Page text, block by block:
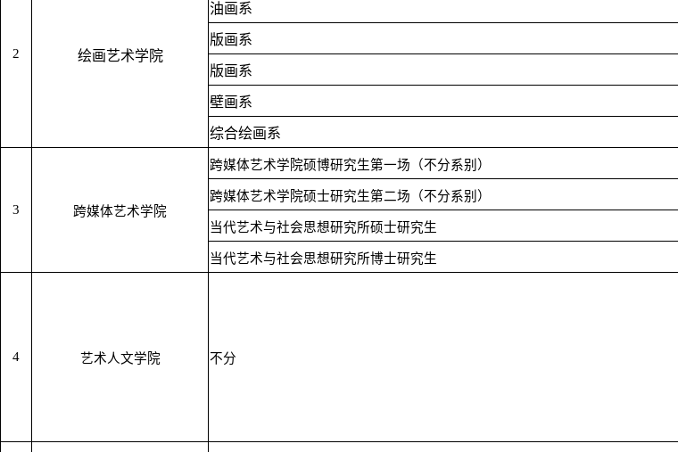
2 绘画艺术学院
油画系
版画系
版画系
壁画系
综合绘画系
3 跨媒体艺术学院
跨媒体艺术学院硕博研究生第一场（不分系别）
跨媒体艺术学院硕士研究生第二场（不分系别）
当代艺术与社会思想研究所硕士研究生
当代艺术与社会思想研究所博士研究生
4 艺术人文学院 不分